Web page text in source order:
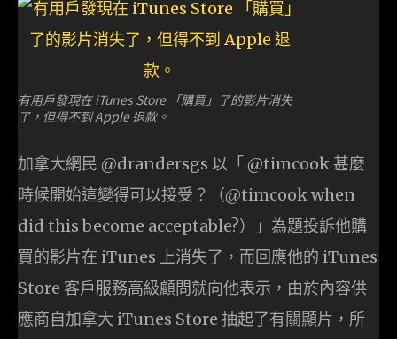
有用戶發現在 iTunes Store 「購買」了的影片消失
了，但得不到 Apple 退款。
加拿大網民 @drandersgs 以「 @timcook 甚麼
時候開始這變得可以接受？（@timcook when
did this become acceptable?）」為題投訴他購
買的影片在 iTunes 上消失了，而回應他的 iTunes
Store 客戶服務高級顧問就向他表示，由於內容供
應商自加拿大 iTunes Store 抽起了有關顯片，所